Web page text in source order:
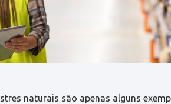
naturais são apenas alguns